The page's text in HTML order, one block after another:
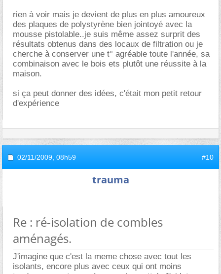
rien à voir mais je devient de plus en plus amoureux
des plaques de polystyrène bien jointoyé avec la
mousse pistolable..je suis même assez surprit des
résultats obtenus dans des locaux de filtration ou je
cherche à conserver une t° agréable toute l'année, sa
combinaison avec le bois ets plutôt une réussite à la
maison.
si ça peut donner des idées, c'était mon petit retour
d'expérience
02/11/2009, 08h59 #10
trauma
Re : ré-isolation de combles
aménagés.
J'imagine que c'est la meme chose avec tout les
isolants, encore plus avec ceux qui ont moins